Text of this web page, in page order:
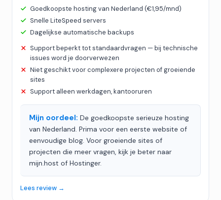
Goedkoopste hosting van Nederland (€1,95/mnd)
Snelle LiteSpeed servers
Dagelijkse automatische backups
Support beperkt tot standaardvragen — bij technische
issues word je doorverwezen
Niet geschikt voor complexere projecten of groeiende
sites
Support alleen werkdagen, kantooruren
Mijn oordeel: De goedkoopste serieuze hosting
van Nederland. Prima voor een eerste website of
eenvoudige blog. Voor groeiende sites of
projecten die meer vragen, kijk je beter naar
mijn.host of Hostinger.
Lees review →